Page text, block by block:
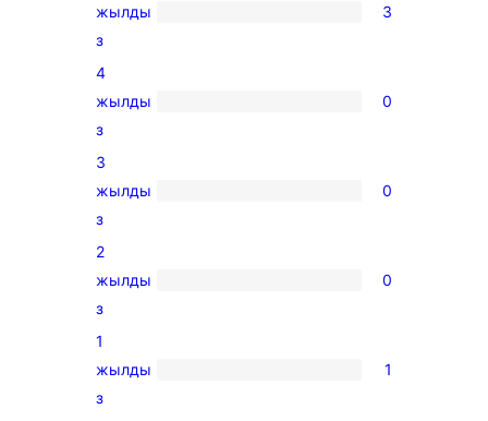
3
5-
star
reviews
жылды
з
3
0
4-
star
reviews
4
жылды
з
0
0
3-
star
reviews
3
жылды
з
0
0
2-
star
reviews
2
жылды
з
0
1
1-
1
жылды
з
1